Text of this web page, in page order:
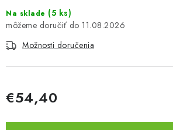
Podmienky a pravidlá
Prevodník modelárskych farieb
Na sklade (5 ks)
11.08.2026
Možnosti doručenia
€54,40